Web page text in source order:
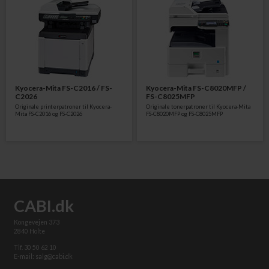
Kyocera-Mita FS-C2016 / FS-
C2026
Originale printerpatroner til Kyocera-
Mita FS-C2016 og FS-C2026
Kyocera-Mita FS-C8020MFP /
FS-C8025MFP
Originale tonerpatroner til Kyocera-Mita
FS-C8020MFP og FS-C8025MFP
CABI.dk
Kongevejen 373
2840 Holte
Tlf. 30 50 62 10
E-mail: salg@cabi.dk